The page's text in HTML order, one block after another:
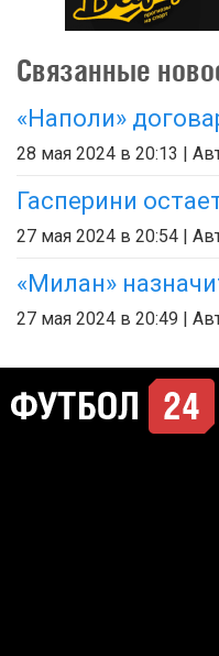
Связанные
«Наполи»
28 мая 2024 в 20:13 |
Гасперини
27 мая 2024 в 20:54 |
«Милан»
27 мая 2024 в 20:49 |